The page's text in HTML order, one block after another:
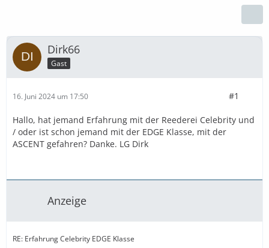
Dirk66
Gast
16. Juni 2024 um 17:50 #1
Hallo, hat jemand Erfahrung mit der Reederei Celebrity und
/ oder ist schon jemand mit der EDGE Klasse, mit der
ASCENT gefahren? Danke. LG Dirk
Anzeige
RE: Erfahrung Celebrity EDGE Klasse